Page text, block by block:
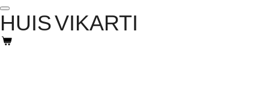
Ga
direct
naar
de
HUISVIKARTI